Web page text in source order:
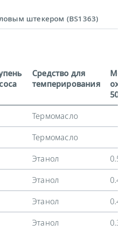
штекером (BS1363)
Средство для
темперирования
50 Гц
Термомасло
Термомасло
Этанол
0.5
Этанол
0.47
Этанол
0.43
Этанол
0.37